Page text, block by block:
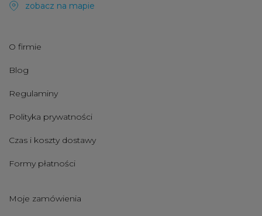
zobacz na mapie
O firmie
Blog
Regulaminy
Polityka prywatności
Czas i koszty dostawy
Formy płatności
Moje zamówienia